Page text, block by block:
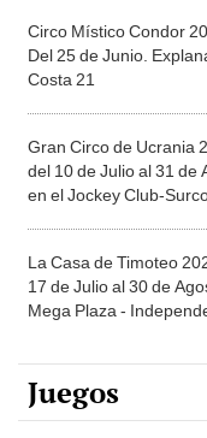
Circo Místico Condor
Del 25 de Junio.
Costa 21
Gran Circo de Ucrania
del 10 de Julio al 31 de
en el Jockey Club-
La Casa de Timoteo
17 de Julio al 30 de
Mega Plaza -
Juegos